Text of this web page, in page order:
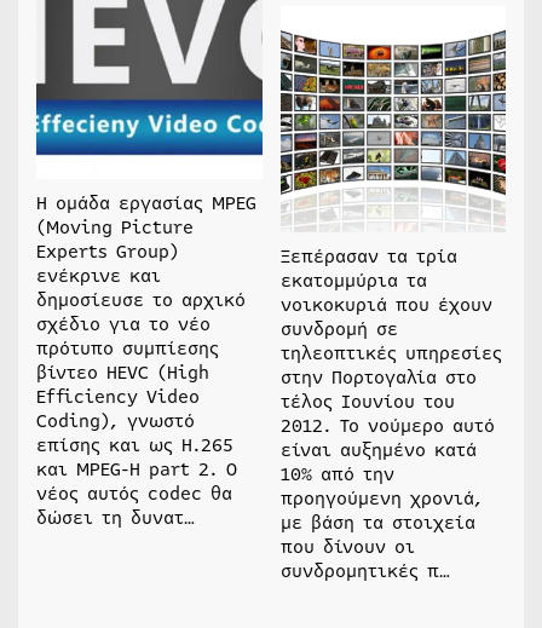
Η ομάδα εργασίας MPEG
(Moving Picture
Experts Group)
ενέκρινε και
δημοσίευσε το αρχικό
σχέδιο για το νέο
πρότυπο συμπίεσης
βίντεο HEVC (High
Efficiency Video
Coding), γνωστό
επίσης και ως H.265
και MPEG-H part 2. Ο
νέος αυτός codec θα
δώσει τη δυνατ…
Ξεπέρασαν τα τρία
εκατομμύρια τα
νοικοκυριά που έχουν
συνδρομή σε
τηλεοπτικές υπηρεσίες
στην Πορτογαλία στο
τέλος Ιουνίου του
2012. Το νούμερο αυτό
είναι αυξημένο κατά
10% από την
προηγούμενη χρονιά,
με βάση τα στοιχεία
που δίνουν οι
συνδρομητικές π…